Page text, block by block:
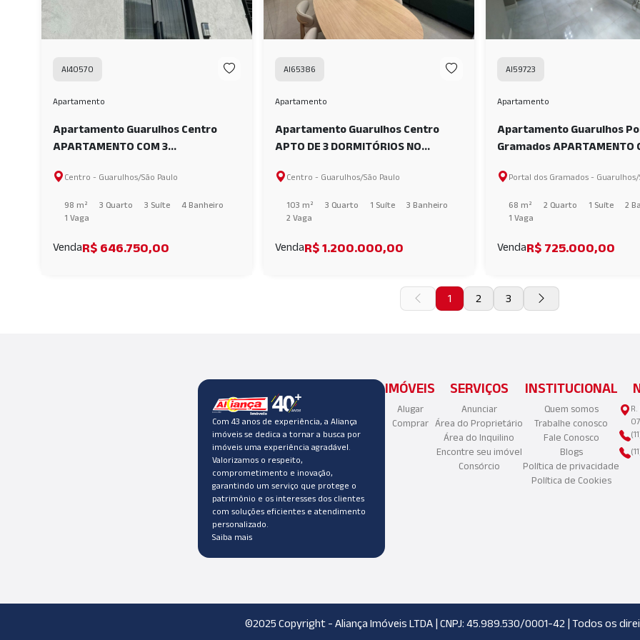
AI40570
Apartamento
Apartamento Guarulhos Centro
APARTAMENTO COM 3
VENDA, 98 M² - Centro - Guarulhos -
Centro - Guarulhos/São Paulo
98 m² 3 Quarto 3 Suíte
4 Banheiro
1 Vaga
VendaR$ 646.750,00
AI65386
Apartamento
Apartamento Guarulhos Centro
APTO DE 3 DORMITÓRIOS NO
Centro - Guarulhos/São Paulo
103 m² 3 Quarto 1 Suíte
3 Banheiro
2 Vaga
VendaR$ 1.200.000,00
AI59723
Apartamento
Apartamento Guarulhos
Gramados APARTAMENTO
PORTAL DOS GRAMADOS -
Portal dos Gramados - Guarulhos/
68 m² 2 Quarto 1 Suíte
2
1 Vaga
VendaR$ 725.000,00
1 2 3
Com 43 anos de experiência, a Aliança
imóveis se dedica a tornar a busca por
imóveis uma experiência agradável.
Valorizamos o respeito,
comprometimento e inovação,
garantindo um serviço que protege o
patrimônio e os interesses dos clientes
com soluções eficientes e atendimento
personalizado.
Saiba mais
IMÓVEIS
Alugar
Comprar
SERVIÇOS
Anunciar
Área do Proprietário
Área do Inquilino
Encontre seu imóvel
Consórcio
INSTITUCIONAL
Quem somos
Trabalhe conosco
Fale Conosco
Blogs
Política de privacidade
Política de Cookies
©2025 Copyright - Aliança Imóveis LTDA | CNPJ: 45.989.530/0001-42 | Todos os